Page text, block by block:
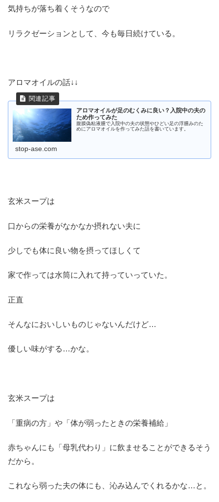
気持ちが落ち着くそうなので
リラクゼーションとして、今も毎日続けている。
アロマオイルの話↓↓
アロマオイルが足のむくみに良い？入院中の夫の
ため作ってみた
腹膜偽粘液腫で入院中の夫の状態やひどい足の浮腫みのた
めにアロマオイルを作ってみた話を書いています。
stop-ase.com
玄米スープは
口からの栄養がなかなか摂れない夫に
少しでも体に良い物を摂ってほしくて
家で作っては水筒に入れて持っていっていた。
正直
そんなにおいしいものじゃないんだけど…
優しい味がする…かな。
玄米スープは
「重病の方」や「体が弱ったときの栄養補給」
赤ちゃんにも「母乳代わり」に飲ませることができるそう
だから。
これなら弱った夫の体にも、沁み込んでくれるかな…と。